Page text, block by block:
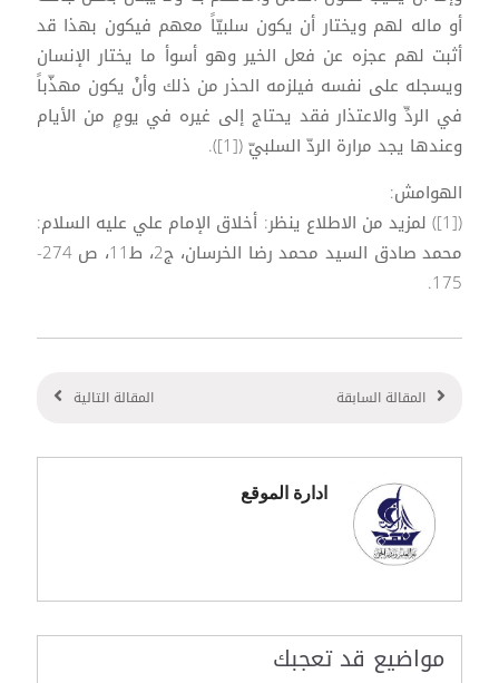
أو ماله لهم ويختار أن يكون سلبيّاً معهم فيكون بهذا قد
أثبت لهم عجزه عن فعل الخير وهو أسوأ ما يختار الإنسان
ويسجله على نفسه فيلزمه الحذر من ذلك وأنْ يكون مهذّباً
في الردِّ والاعتذار فقد يحتاج إلى غيره في يومٍ من الأيام
وعندها يجد مرارة الردّ السلبيّ ([1]).
الهوامش:
([1]) لمزيد من الاطلاع ينظر: أخلاق الإمام علي عليه السلام:
محمد صادق السيد محمد رضا الخرسان، ج2، ط11، ص 274-
175.
المقالة السابقة المقالة التالية
ادارة الموقع
مواضيع قد تعجبك